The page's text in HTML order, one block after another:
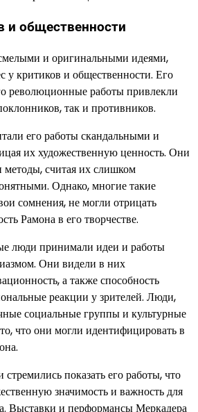
и общественности
и оригинальными идеями,
у критиков и общественности. Его
революционные работы привлекли
так и противников.
его работы скандальными и
их художественную ценность. Они
методы, считая их слишком
Однако, многие такие
сомнения, не могли отрицать
Рамона в его творчестве.
люди принимали идеи и работы
Они видели в них
а также способность
реакции у зрителей. Люди,
социальные группы и культурные
что они могли идентифицировать в
показать его работы, что
значимость и важность для
Выставки и перформансы Меркадера